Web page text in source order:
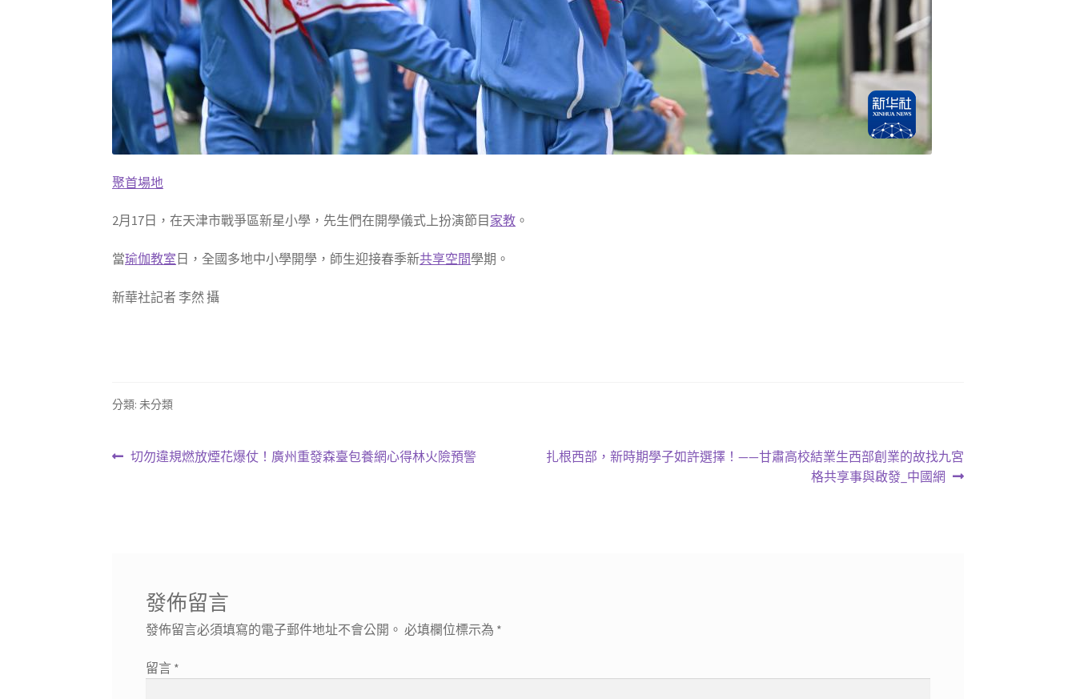
聚首場地
2月17日，在天津市戰爭區新星小學，先生們在開學儀式上扮演節目 家教 。
當瑜伽教室 日，全國多地中小學開學，師生迎接春季新共享空間學期。
新華社記者 李然 攝
分類: 未分類
文上
切勿違規燃放煙花爆仗！廣州重發森臺包養網心得林火險預警
下
扎根西部，新時期學子如許選擇！——甘肅高校結業生西部創業的故找九宮
格共享事與啟發_中國網
發佈留言
發佈留言必須填寫的電子郵件地址不會公開。 必填欄位標示為 *
留言 *